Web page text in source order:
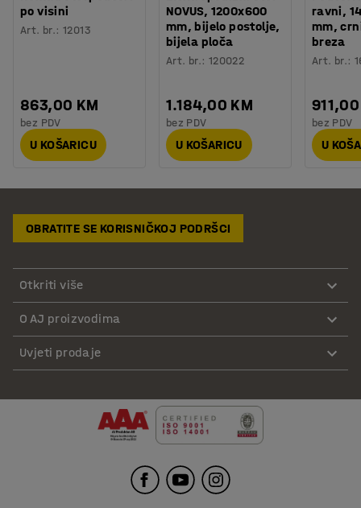
po visini
Art. br.:12013
863,00 KM
bez PDV
U KOŠARICU
NOVUS, 1200x600
mm, bijelo postolje,
bijela ploča
Art. br.: 120022
1.184,00 KM
bez PDV
U KOŠARICU
ravni,
mm,
breza
Art. br.:
bez PDV
U
OBRATITE SE KORISNIČKOJ PODRŠCI
Otkriti više
O AJ proizvodima
Uvjeti prodaje